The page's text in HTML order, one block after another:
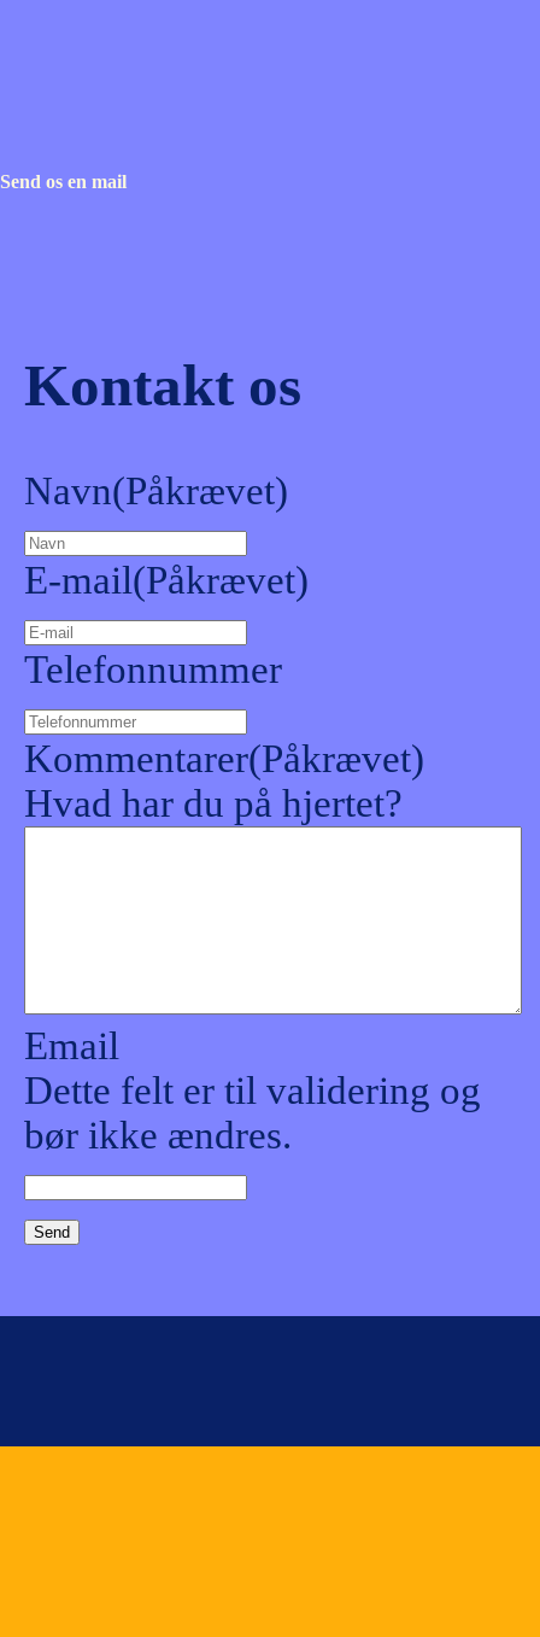
Send os en mail
Kontakt os
Navn(Påkrævet)
E-mail(Påkrævet)
Telefonnummer
Kommentarer(Påkrævet)
Hvad har du på hjertet?
Email
Dette felt er til validering og
bør ikke ændres.